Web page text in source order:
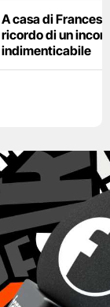
A casa di
ricordo di un
indimenticabile